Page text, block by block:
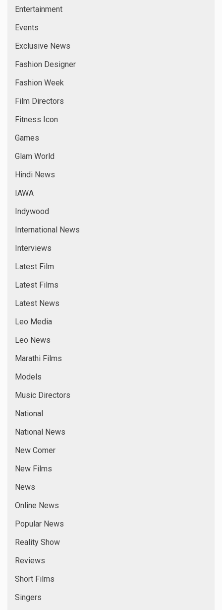
Entertainment
Events
Exclusive News
Fashion Designer
Fashion Week
Film Directors
Fitness Icon
Games
Glam World
Hindi News
IAWA
Indywood
International News
Interviews
Latest Film
Latest Films
Latest News
Leo Media
Leo News
Marathi Films
Models
Music Directors
National
National News
New Comer
New Films
News
Online News
Popular News
Reality Show
Reviews
Short Films
Singers